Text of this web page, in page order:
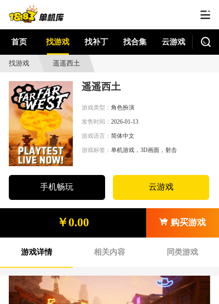
首页 找游戏 找补丁 找合集 云游戏
找游戏 遥遥西土
遥遥西土
游戏类型：角色扮演
发售时间：2026-01-13
游戏语言：简体中文
游戏标签：单机游戏，3D画面，射击
手机畅玩 云游戏
￥0.00 购买游戏
游戏详情 相关内容 同类游戏